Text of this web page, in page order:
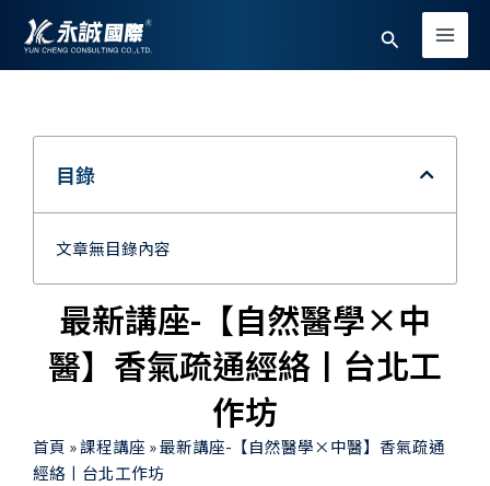
搜
尋
Main
目錄
文章無目錄內容
最新講座-【自然醫學×中
醫】香氣疏通經絡丨台北工
作坊
首頁 »課程講座 »最新講座-【自然醫學×中醫】香氣疏通
經絡丨台北工作坊